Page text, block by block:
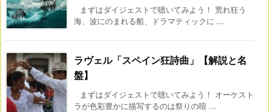
まずはダイジェストで聴いてみよう！ 荒れ狂う
海、波にのまれる船、ドラマティックに ...
ラヴェル「スペイン狂詩曲」【解説と名
盤】
まずはダイジェストで聴いてみよう！ オーケスト
ラが色彩豊かに描写するのは祭りの喧 ...